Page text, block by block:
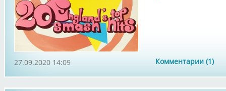
Комментарии (1)
27.09.2020 14:09